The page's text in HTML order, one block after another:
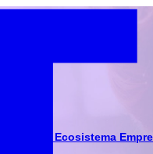
Ecosistema